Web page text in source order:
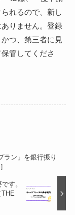
れるので、新し
りません。登録
つ、第三者に見
管してくださ
ラン」を銀行振り
す。